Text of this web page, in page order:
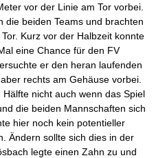
vor der Linie am Tor vorbei.
die beiden Teams und brachten
Kurz vor der Halbzeit konnte
eine Chance für den FV
er den heran laufenden
rechts am Gehäuse vorbei.
nicht auch wenn das Spiel
die beiden Mannschaften sich
hier noch kein potentieller
Ändern sollte sich dies in der
legte einen Zahn zu und